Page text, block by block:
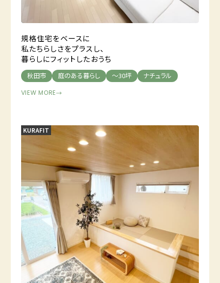
規格住宅をベースに
私たちらしさをプラスし、
暮らしにフィットしたおうち
秋田市 庭のある暮らし ～30坪 ナチュラル
VIEW MORE→
KURAFIT